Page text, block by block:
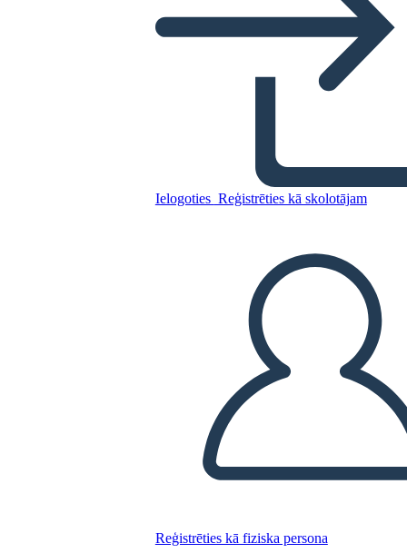
Ielogoties Reģistrēties kā skolotājam
Reģistrēties kā fiziska persona
MOVIENTO DEL 68
IZVEIDOT STĀSTU SHĒMU
ATSKAŅOT SLAIDRĀDI
IZLASI MAN